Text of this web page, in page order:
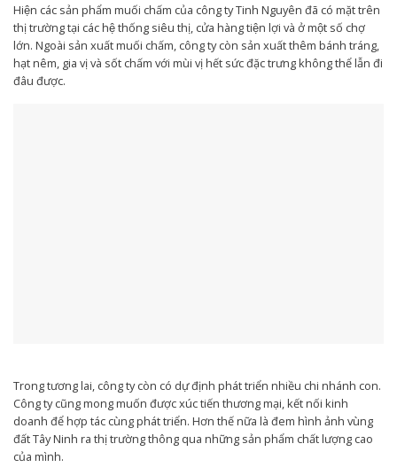
Hiện các sản phẩm muối chấm của công ty Tinh Nguyên đã có mặt trên
thị trường tại các hệ thống siêu thị, cửa hàng tiện lợi và ở một số chợ
lớn. Ngoài sản xuất muối chấm, công ty còn sản xuất thêm bánh tráng,
hạt nêm, gia vị và sốt chấm với mùi vị hết sức đặc trưng không thể lẫn đi
đâu được.
Trong tương lai, công ty còn có dự định phát triển nhiều chi nhánh con.
Công ty cũng mong muốn được xúc tiến thương mại, kết nối kinh
doanh để hợp tác cùng phát triển. Hơn thế nữa là đem hình ảnh vùng
đất Tây Ninh ra thị trường thông qua những sản phẩm chất lượng cao
của mình.